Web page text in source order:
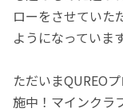
ローをさせていた
ようになっています
ただいまQUREO
施中！マインクラ